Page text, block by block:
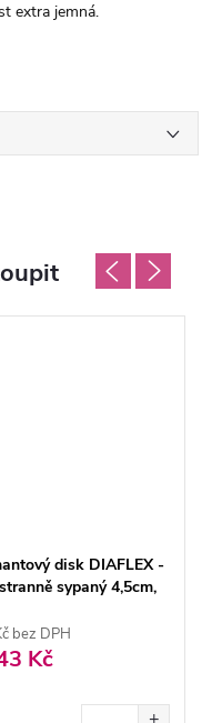
extra jemná.
disk DIAFLEX -
sypaný 4,5cm,
bez DPH
Kč